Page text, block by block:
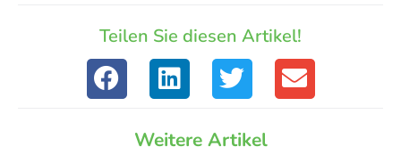
Teilen Sie diesen Artikel!
Weitere Artikel